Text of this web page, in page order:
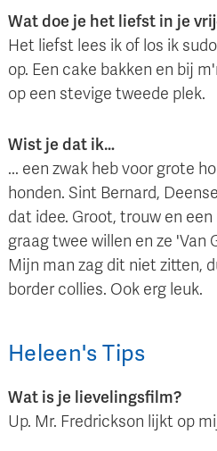
Wat doe je het liefst in je
Het liefst lees ik of los ik
op. Een cake bakken en bij
op een stevige tweede plek.
Wist je dat ik…
... een zwak heb voor grote
honden. Sint Bernard,
dat idee. Groot, trouw en
graag twee willen en ze 'Van
Mijn man zag dit niet zitten,
border collies. Ook erg leuk.
Heleen'sTips
Wat is je lievelingsfilm?
Up. Mr. Fredrickson lijkt op